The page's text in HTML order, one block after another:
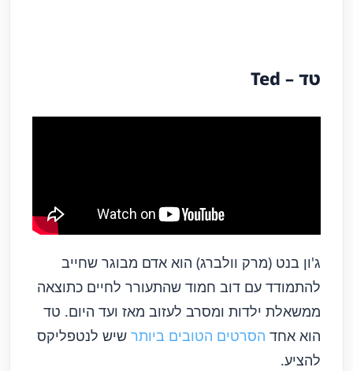
טד – Ted
ג'ון בנט (מרק וולברג) הוא אדם מבוגר שחייב
להתמודד עם דוב חמוד שהתעורר לחיים כתוצאה
ממשאלת ילדות ומסרב לעזוב מאז ועד היום. טד
הוא אחד הסרטים הטובים ביותר שיש לנטפליקס
להציע.